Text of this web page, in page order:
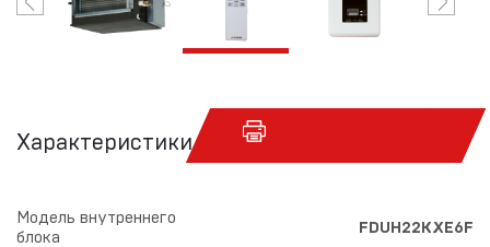
Характеристики
Модель внутреннего
блока
FDUH22KXE6F